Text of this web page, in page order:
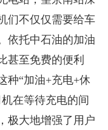
们不仅仅需要给车
依托中石油的加油
甚至免费的便利
种“加油+充电+休
在等待充电的间
极大地增强了用户